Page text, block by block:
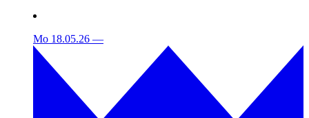
Mo 18.05.26 —